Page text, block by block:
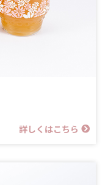
詳しくはこちら